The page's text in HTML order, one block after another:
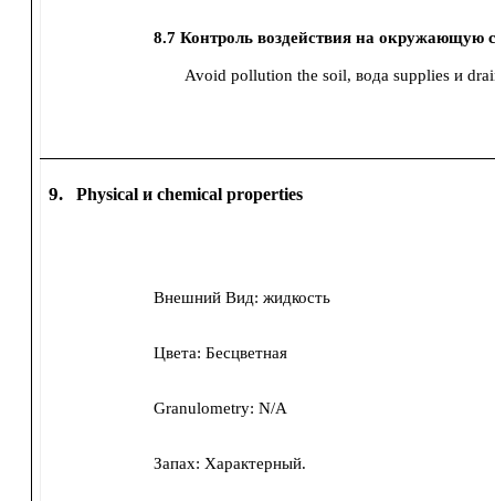
8.7 Контроль воздействия на окружающую
Avoid pollution the soil, вода supplies и
9. Physical и chemical properties
Внешний Вид: жидкость
Цвета: Бесцветная
Granulometry: N/A
Запах: Характерный.